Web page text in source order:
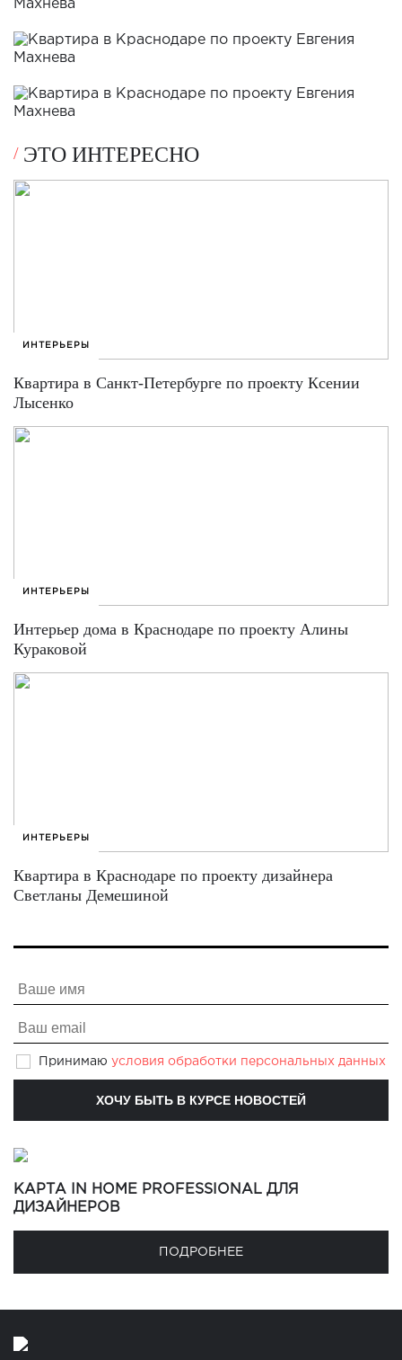
ЭТО ИНТЕРЕСНО
ИНТЕРЬЕРЫ
Квартира в Санкт-Петербурге по проекту Ксении
Лысенко
ИНТЕРЬЕРЫ
Интерьер дома в Краснодаре по проекту Алины
Кураковой
ИНТЕРЬЕРЫ
Квартира в Краснодаре по проекту дизайнера
Светланы Демешиной
Принимаю условия обработки персональных данных
КАРТА IN HOME PROFESSIONAL ДЛЯ
ДИЗАЙНЕРОВ
ПОДРОБНЕЕ